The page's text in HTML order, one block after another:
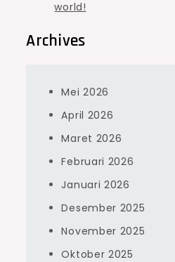
world!
Archives
Mei 2026
April 2026
Maret 2026
Februari 2026
Januari 2026
Desember 2025
November 2025
Oktober 2025